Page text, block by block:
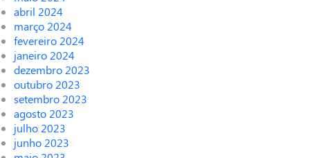
abril 2024
março 2024
fevereiro 2024
janeiro 2024
dezembro 2023
outubro 2023
setembro 2023
agosto 2023
julho 2023
junho 2023